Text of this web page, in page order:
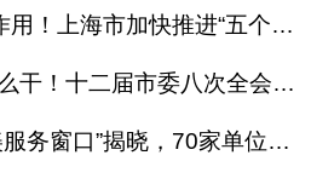
更好发挥“先手棋”作用！上海市加快推进“五个中心”建设领导小组会议举行
上海未来五年要这么干！十二届市委八次全会审议通过上海“十五五”规划建议
第八届进博会“最美服务窗口”揭晓，70家单位诠释“上海服务”温度